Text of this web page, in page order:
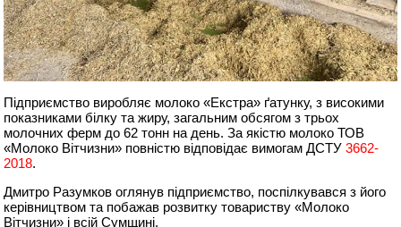
Підприємство виробляє молоко «Екстра» ґатунку, з високими
показниками білку та жиру, загальним обсягом з трьох
молочних ферм до 62 тонн на день. За якістю молоко ТОВ
«Молоко Вітчизни» повністю відповідає вимогам ДСТУ3662-
2018.
Дмитро Разумков оглянув підприємство, поспілкувався з його
керівництвом та побажав розвитку товариству «Молоко
Вітчизни» і всій Сумщині.